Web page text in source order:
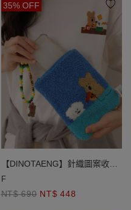
35% OFF
【DINOTAENG】針織圖案收納
小袋
F
NT$ 690 NT$ 448